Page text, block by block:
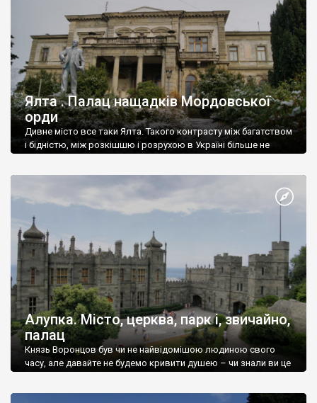
Ялта . Палац нащадків Мордовської
орди
Дивне місто все таки Ялта. Такого контрасту між багатством
і бідністю, між розкішшю і розрухою в Україні більше не
Алупка. Місто, церква, парк і, звичайно,
палац
Князь Воронцов був чи не найвідомішою людиною свого
часу, але давайте не будемо кривити душею – чи знали ви це